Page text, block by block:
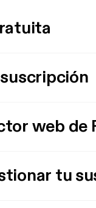
web de
tu